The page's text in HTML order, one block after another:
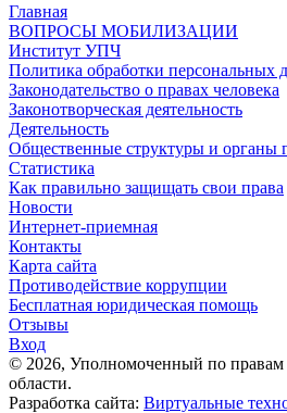
Главная
ВОПРОСЫ МОБИЛИЗАЦИИ
Институт УПЧ
Политика обработки персональных
Законодательство о правах человека
Законотворческая деятельность
Деятельность
Общественные структуры и органы
Статистика
Как правильно защищать свои права
Новости
Интернет-приемная
Контакты
Карта сайта
Противодействие коррупции
Бесплатная юридическая помощь
Отзывы
Вход
© 2026, Уполномоченный по правам
области.
Разработка сайта: Виртуальные